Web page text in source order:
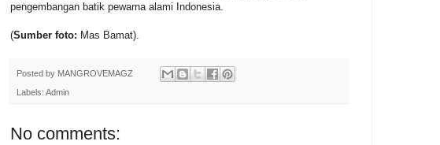
pengembangan batik pewarna alami Indonesia.
(Sumber foto: Mas Bamat).
Posted by MANGROVEMAGZ
Labels: Admin
No comments: